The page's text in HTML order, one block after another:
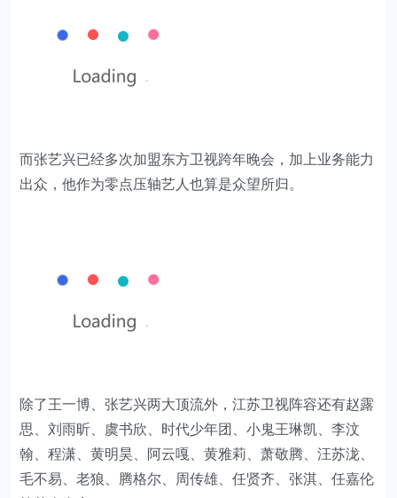
而张艺兴已经多次加盟东方卫视跨年晚会，加上业务能力
出众，他作为零点压轴艺人也算是众望所归。
除了王一博、张艺兴两大顶流外，江苏卫视阵容还有赵露
思、刘雨昕、虞书欣、时代少年团、小鬼王琳凯、李汶
翰、程潇、黄明昊、阿云嘎、黄雅莉、萧敬腾、汪苏泷、
毛不易、老狼、腾格尔、周传雄、任贤齐、张淇、任嘉伦